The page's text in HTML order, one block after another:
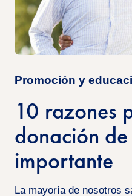
Promoción y
10 razones
donación
importante
La mayoría de nosotros